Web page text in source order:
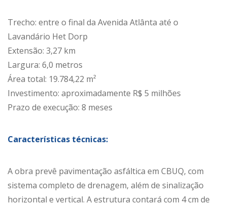
Trecho: entre o final da Avenida Atlânta até o
Lavandário Het Dorp
Extensão: 3,27 km
Largura: 6,0 metros
Área total: 19.784,22 m²
Investimento: aproximadamente R$ 5 milhões
Prazo de execução: 8 meses
Características técnicas:
A obra prevê pavimentação asfáltica em CBUQ, com
sistema completo de drenagem, além de sinalização
horizontal e vertical. A estrutura contará com 4 cm de